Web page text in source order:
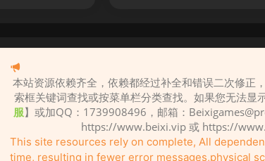
请先登录
本站资源依赖齐全，依赖都经过补全和错误二次修正
索框关键词查找或按菜单栏分类查找。如果您无法
服】或加QQ：1739908496，邮箱：
https://www.beixi.vip 或 https://
This site resources rely on complete, All
time, resulting in fewer error messages,physical